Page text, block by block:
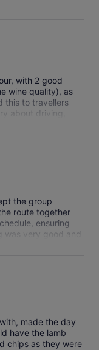
with 2 good
wine quality), as
this to travellers
about driving,
and driver
good nature, jokes
wise, this was a bit
of the trip).
the group
route together
ensuring
was very good and
well, my favourite
small but very
provided a
negative
room but it was
made the day
have the lamb
chips as they were